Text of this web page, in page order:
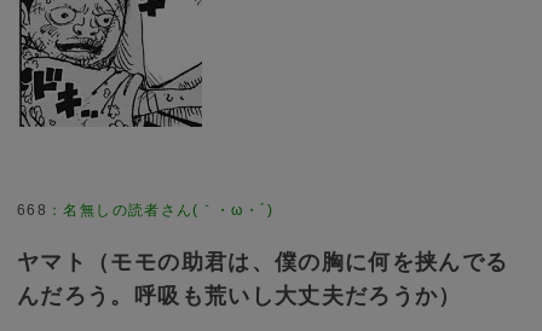
668 ：名無しの読者さん(｀・ω・´)
ヤマト（モモの助君は、僕の胸に何を挟んでる
んだろう。呼吸も荒いし大丈夫だろうか）